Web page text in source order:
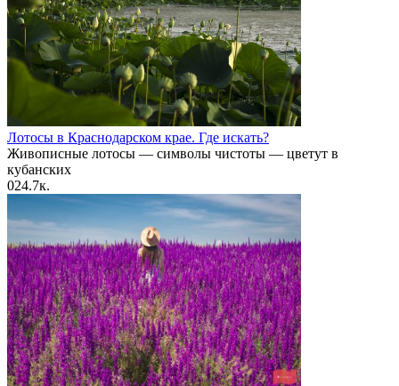
Лотосы в Краснодарском крае. Где искать?
Живописные лотосы — символы чистоты — цветут в
кубанских
024.7к.